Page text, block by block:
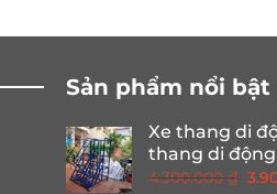
Sản phẩm nổi bật
Xe thang di
thang di động
4.300.000₫ Giá